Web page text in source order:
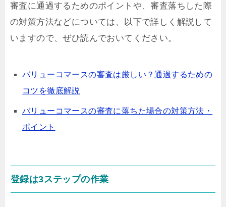
審査に通過するためのポイントや、審査落ちした際
の対策方法などについては、以下で詳しく解説して
いますので、ぜひ読んでおいてください。
バリューコマースの審査は厳しい？通過するための
コツを徹底解説
バリューコマースの審査に落ちた場合の対策方法・
ポイント
登録は3ステップの作業